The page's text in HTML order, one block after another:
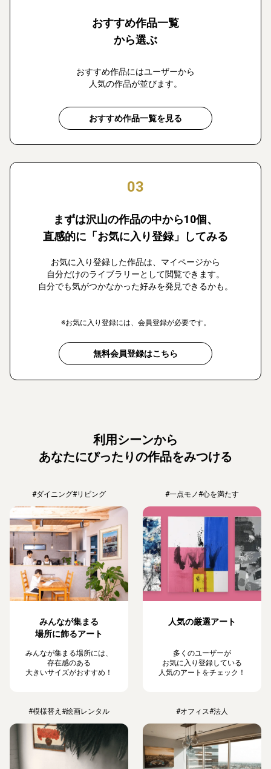
おすすめ作品一覧
から選ぶ
おすすめ作品にはユーザーから
人気の作品が並びます。
おすすめ作品一覧を見る
03
まずは沢山の作品の中から10個、
直感的に「お気に入り登録」してみる
お気に入り登録した作品は、マイページから
自分だけのライブラリーとして閲覧できます。
自分でも気がつかなかった好みを発見できるかも。
※お気に入り登録には、会員登録が必要です。
無料会員登録はこちら
利用シーンから
あなたにぴったりの作品をみつける
#ダイニング#リビング
みんなが集まる
場所に飾るアート
みんなが集まる場所には、
存在感のある
大きいサイズがおすすめ！
#一点モノ#心を満たす
人気の厳選アート
多くのユーザーが
お気に入り登録している
人気のアートをチェック！
#模様替え #絵画レンタル #オフィス#法人